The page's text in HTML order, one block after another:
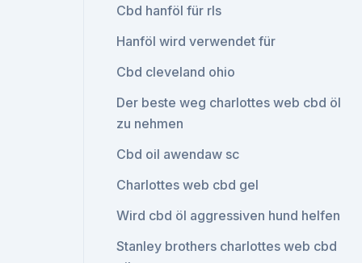
Cbd hanföl für rls
Hanföl wird verwendet für
Cbd cleveland ohio
Der beste weg charlottes web cbd öl
zu nehmen
Cbd oil awendaw sc
Charlottes web cbd gel
Wird cbd öl aggressiven hund helfen
Stanley brothers charlottes web cbd